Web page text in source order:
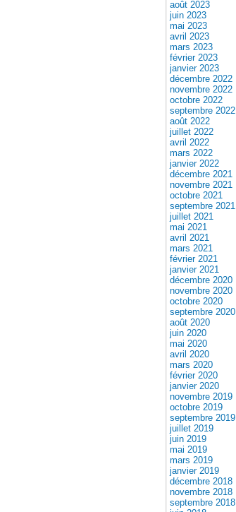
août 2023
juin 2023
mai 2023
avril 2023
mars 2023
février 2023
janvier 2023
décembre 2022
novembre 2022
octobre 2022
septembre 2022
août 2022
juillet 2022
avril 2022
mars 2022
janvier 2022
décembre 2021
novembre 2021
octobre 2021
septembre 2021
juillet 2021
mai 2021
avril 2021
mars 2021
février 2021
janvier 2021
décembre 2020
novembre 2020
octobre 2020
septembre 2020
août 2020
juin 2020
mai 2020
avril 2020
mars 2020
février 2020
janvier 2020
novembre 2019
octobre 2019
septembre 2019
juillet 2019
juin 2019
mai 2019
mars 2019
janvier 2019
décembre 2018
novembre 2018
septembre 2018